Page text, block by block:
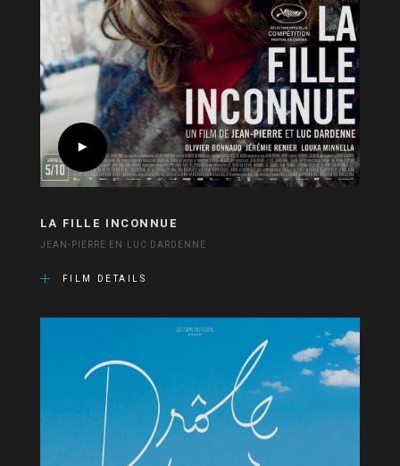
LA FILLE INCONNUE
JEAN-PIERRE EN LUC DARDENNE
FILM DETAILS